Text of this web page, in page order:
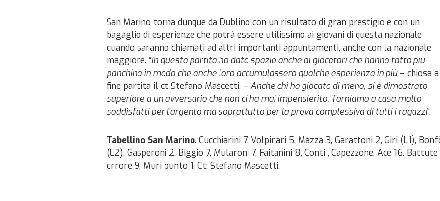
San Marino torna dunque da Dublino con un risultato di gran prestigio e con un
bagaglio di esperienze che potrà essere utilissimo ai giovani di questa nazionale
quando saranno chiamati ad altri importanti appuntamenti, anche con la nazionale
maggiore. “In questa partita ho dato spazio anche ai giocatori che hanno fatto più
panchina in modo che anche loro accumulassero qualche esperienza in più– chiosa a
fine partita il ct Stefano Mascetti. – Anche chi ha giocato di meno, si è dimostrato
superiore a un avversario che non ci ha mai impensierito. Torniamo a casa molto
soddisfatti per l’argento ma soprattutto per la prova complessiva di tutti i ragazzi“.
Tabellino San Marino. Cucchiarini 7, Volpinari 5, Mazza 3, Garattoni 2, Giri (L1),
(L2), Gasperoni 2, Biggio 7, Mularoni 7, Faitanini 8, Conti , Capezzone. Ace 16. Battute
errore 9. Muri punto 1. Ct: Stefano Mascetti.